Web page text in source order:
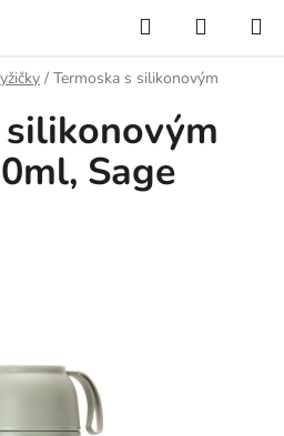
Hľadať
KOŠÍK
/ Termoska s silikonovým
Sage